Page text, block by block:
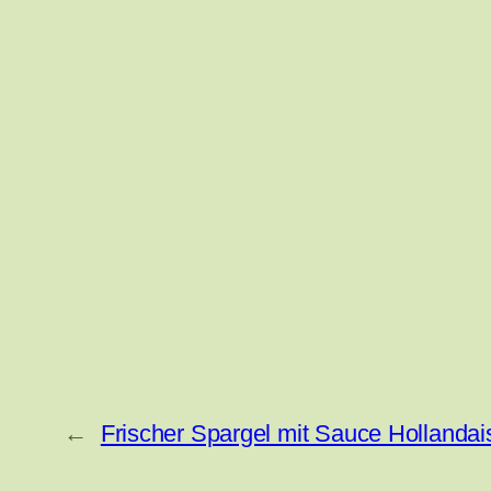
← Frischer Spargel mit Sauce